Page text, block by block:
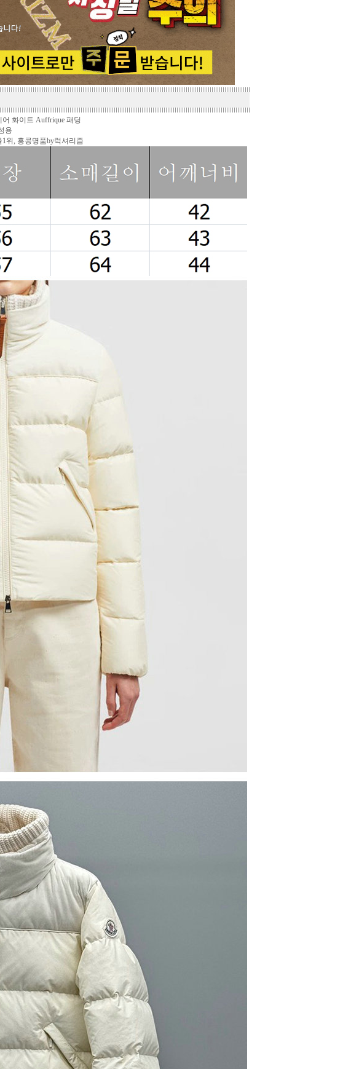
화이트 Auffrique 패딩
용
위, 홍콩명품by럭셔리즘